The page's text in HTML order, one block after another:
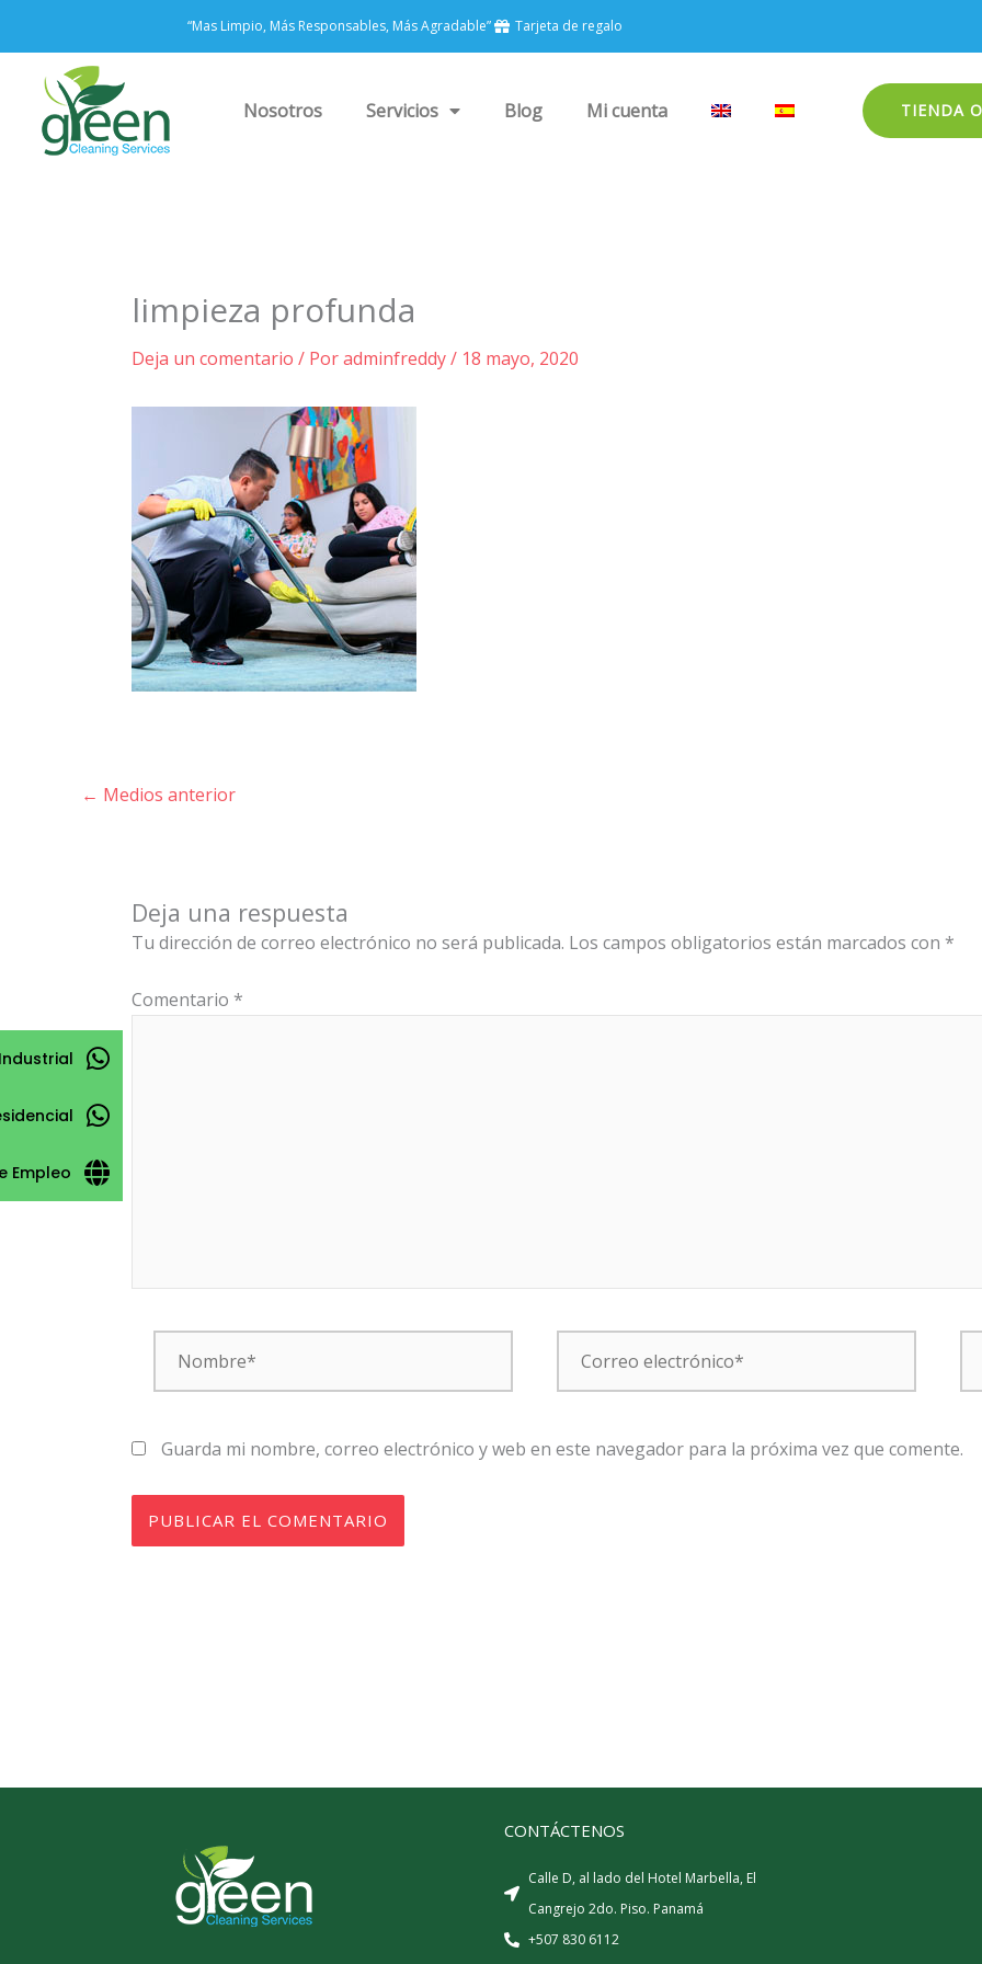
contenido
“Mas Limpio, Más Responsables, Más Agradable” Tarjeta de regalo
Nosotros Servicios Blog Mi cuenta TIENDA
limpieza profunda
Deja un comentario / Poradminfreddy/ 18 mayo, 2020
← Medios anterior
Deja una respuesta
Tu dirección de correo electrónico no será publicada. Los campos obligatorios están marcados con *
Comentario *
Nombre*
Correo
electrónico*
Guarda mi nombre, correo electrónico y web en este navegador para la próxima vez que comente.
CONTÁCTENOS
Calle D, al lado del Hotel Marbella, El
Cangrejo 2do. Piso. Panamá
+507 830 6112
Empleo